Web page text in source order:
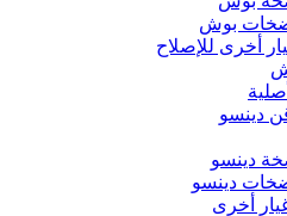
بوش
أخرى للإصلاح
دينسو
دينسو
دينسو
أخرى